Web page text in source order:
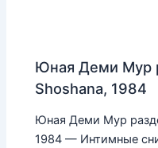
Юная Деми Мур
Shoshana, 1984
Юная Деми Мур
1984 — Интимные